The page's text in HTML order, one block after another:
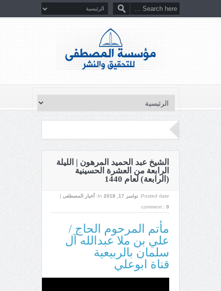
الشيخ عبد الحميد المرهون | الليلة
الرابعة من العشرة الحسينية
(الرابعة) لعام 1440
Posted date: نوامبر 17, 2018 In: أخبار المصطفى |
comment : 0
مأتم المرحوم الحاج /
علي بن ملا عبدالله آل
سلمان بالربيعية
قناة ابوعلي